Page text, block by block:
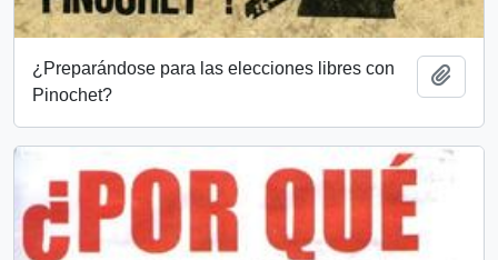
¿Preparándose para las elecciones libres con
Pinochet?